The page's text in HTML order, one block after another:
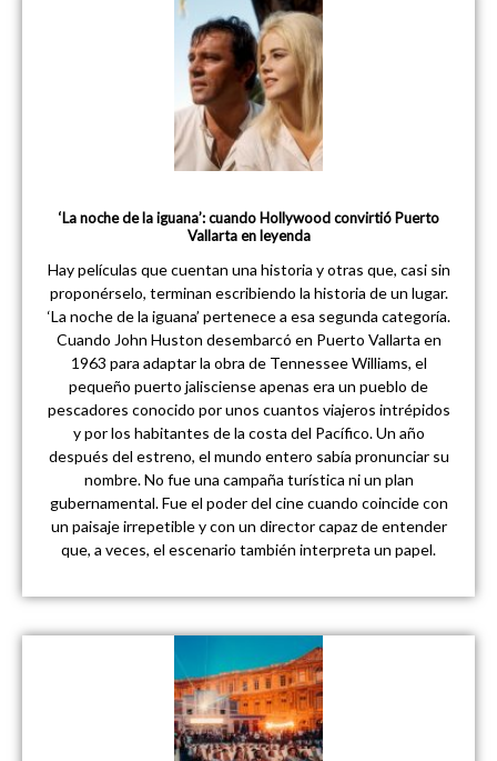
‘La noche de la iguana’: cuando Hollywood convirtió Puerto
Vallarta en leyenda
Hay películas que cuentan una historia y otras que, casi sin
proponérselo, terminan escribiendo la historia de un lugar.
‘La noche de la iguana’ pertenece a esa segunda categoría.
Cuando John Huston desembarcó en Puerto Vallarta en
1963 para adaptar la obra de Tennessee Williams, el
pequeño puerto jalisciense apenas era un pueblo de
pescadores conocido por unos cuantos viajeros intrépidos
y por los habitantes de la costa del Pacífico. Un año
después del estreno, el mundo entero sabía pronunciar su
nombre. No fue una campaña turística ni un plan
gubernamental. Fue el poder del cine cuando coincide con
un paisaje irrepetible y con un director capaz de entender
que, a veces, el escenario también interpreta un papel.